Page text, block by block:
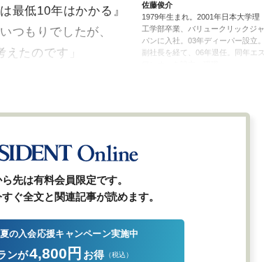
佐藤俊介
1979年生まれ。2001年日本大学理
工学部卒業、バリュークリックジャ
パンに入社。03年ディーパー設立。
副社長を経て、06年退任。同年エス
最低10年はかかる』
つもりでしたが、
たのです」
先は有料会員限定です。
ぐ全文と関連記事が読めます。
夏の入会応援キャンペーン実施中
ンが4,800円 お得 （税込）